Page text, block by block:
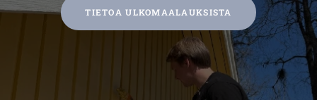
TIETOA ULKOMAALAUKSISTA